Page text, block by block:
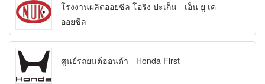
โรงงานผลิตออยซีล โอริง ปะเก็น - เอ็น ยู เค
ออยซีล
ศูนย์รถยนต์ฮอนด้า - Honda First